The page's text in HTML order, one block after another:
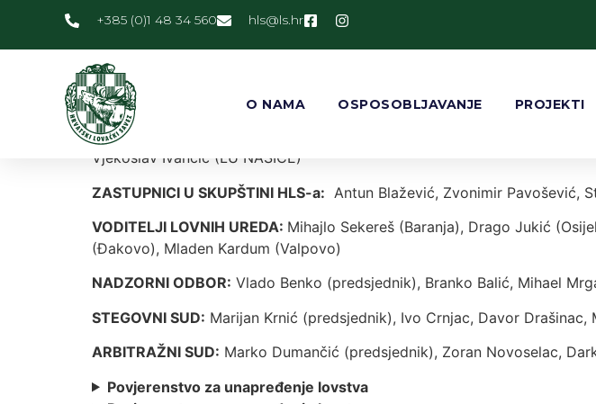
+385 (0)1 48 34 560 rh.sl
@slh
O NAMA OSPOSOBLJAVANJE PROJEKTI
PREDSJEDNIK:
Antun Blažević
ZAMJENICI PREDSJEDNIKA:Josip Županić, Zvonimir Pavošević, Miro
TAJNIK:
IZVRŠNI ODBOR:
Josip Županić, Zdenko Jumić (LU BARANJA)
Pavošević, Stjepan Gavran (LU OSIJEK) Miro Ištoković, Marjan Kramarić
Vjekoslav Ivančić (LU NAŠICE)
ZASTUPNICI U SKUPŠTINI HLS-a: Antun Blažević, Zvonimir Pavošević,
VODITELJI LOVNIH UREDA: Mihajlo Sekereš (Baranja), Drago Jukić
(Đakovo), Mladen Kardum (Valpovo)
NADZORNI ODBOR: Vlado Benko (predsjednik), Branko Balić, Mihael
STEGOVNI SUD: Marijan Krnić (predsjednik), Ivo Crnjac, Davor
ARBITRAŽNI SUD: Marko Dumančić (predsjednik), Zoran Novoselac,
Povjerenstvo za unapređenje lovstva